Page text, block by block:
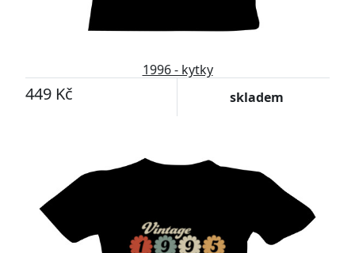
1996 - kytky
449 Kč skladem